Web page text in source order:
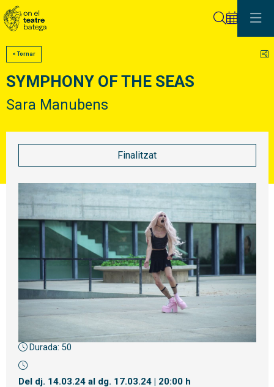
< Tornar
SYMPHONY OF THE SEAS
Sara Manubens
Finalitzat
Diapositiva 1 de 1
Durada: 50
Del dj. 14.03.24al dg. 17.03.24| 20:00 h